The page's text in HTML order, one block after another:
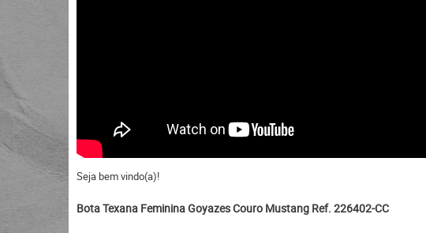
Seja bem vindo(a)!
Bota Texana Feminina Goyazes Couro Mustang Ref. 226402-CC